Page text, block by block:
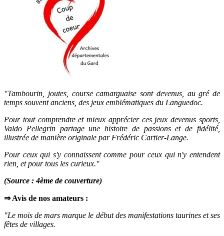
"Tambourin, joutes, course camarguaise sont devenus, au gré de
temps souvent anciens, des jeux emblématiques du Languedoc.
Pour tout comprendre et mieux apprécier ces jeux devenus sports,
Valdo Pellegrin partage une histoire de passions et de fidélité,
illustrée de manière originale par Frédéric Cartier-Lange.
Pour ceux qui s'y connaissent comme pour ceux qui n'y entendent
rien, et pour tous les curieux."
(Source : 4ème de couverture)
⇒ Avis de nos amateurs :
"Le mois de mars marque le début des manifestations taurines et ses
fêtes de villages.